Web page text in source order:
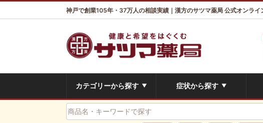
神戸で創業105年・37万人の相談実績｜漢方のサツマ薬局 公式オンライ
カテゴリーから探す ▼ 症状から探す ▼